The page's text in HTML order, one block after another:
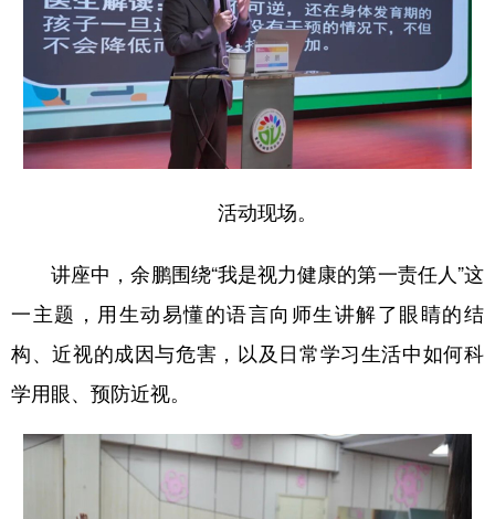
活动现场。
讲座中，余鹏围绕“我是视力健康的第一责任人”这
一主题，用生动易懂的语言向师生讲解了眼睛的结
构、近视的成因与危害，以及日常学习生活中如何科
学用眼、预防近视。